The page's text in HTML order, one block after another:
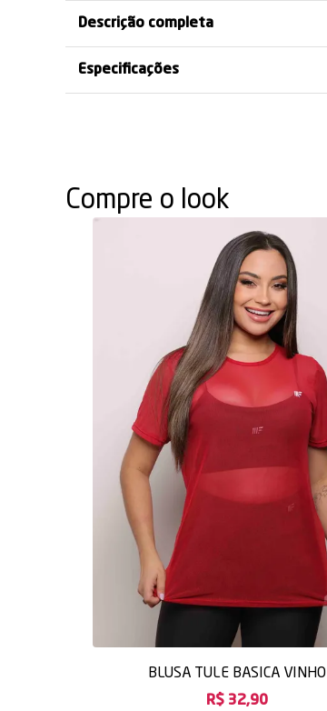
Descrição completa
Especificações
Compre o look
BLUSA TULE BASICA VINHO
R$ 32,90